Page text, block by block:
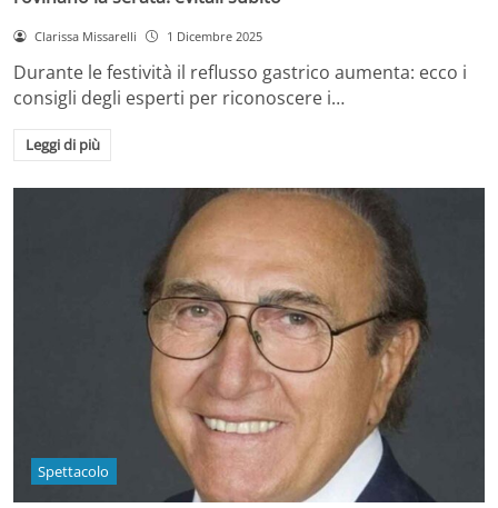
Clarissa Missarelli 1 Dicembre 2025
Durante le festività il reflusso gastrico aumenta: ecco i
consigli degli esperti per riconoscere i…
Leggi di più
Spettacolo